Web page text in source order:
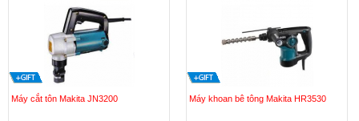
Máy cắt tôn Makita JN3200 Máy khoan bê tông Makita HR3530